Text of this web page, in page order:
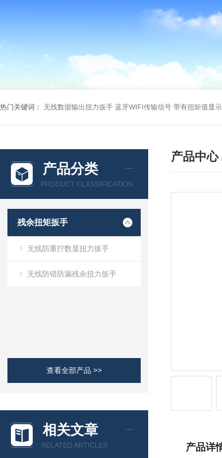
热门关键词： 无线数据输出扭力扳手 蓝牙WIFI传输信号 带有扭矩值显
产品分类
PRODUCT CLASSIFICATION
残余扭矩扳手
无线防重拧数显扭力扳手
无线防错防漏残余扭力扳手
查看全部产品 >>
相关文章
RELATED ARTICLES
产品中心
产品详